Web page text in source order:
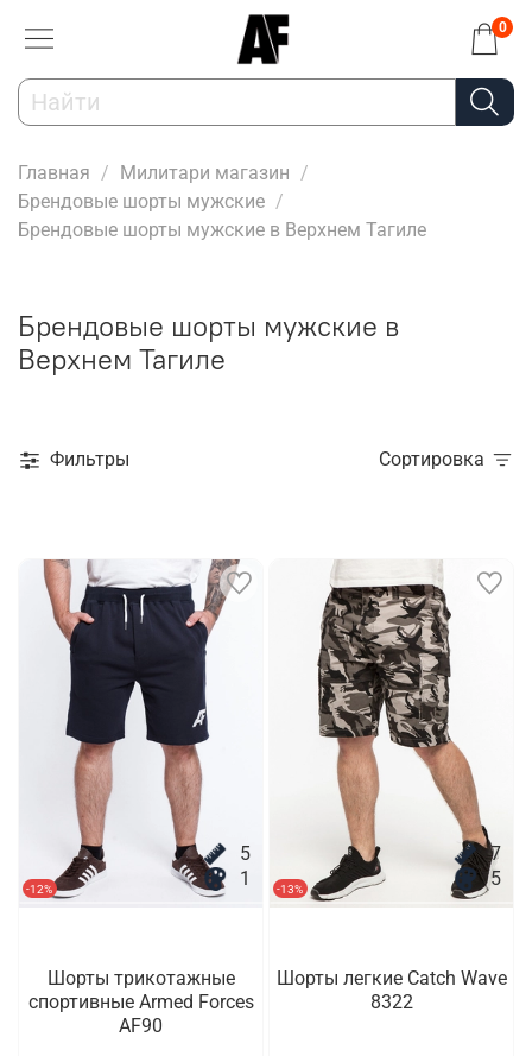
0
Главная
Милитари магазин
Брендовые шорты мужские
Брендовые шорты мужские в Верхнем Тагиле
Брендовые шорты мужские в
Верхнем Тагиле
Фильтры Сортировка
-12%
5
1
Шорты трикотажные
спортивные Armed Forces
AF90
-13%
7
5
Шорты легкие Catch Wave
8322